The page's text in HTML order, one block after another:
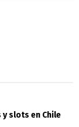
slots en Chile